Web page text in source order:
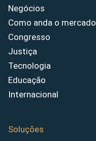
Negócios
Como anda o mercado
Congresso
Justiça
Tecnologia
Educação
Internacional
Soluções